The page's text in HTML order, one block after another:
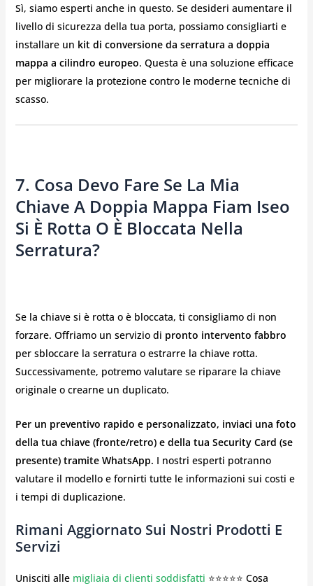
Sì, siamo esperti anche in questo. Se desideri aumentare il
livello di sicurezza della tua porta, possiamo consigliarti e
installare un kit di conversione da serratura a doppia
mappa a cilindro europeo. Questa è una soluzione efficace
per migliorare la protezione contro le moderne tecniche di
scasso.
7. Cosa Devo Fare Se La Mia
Chiave A Doppia Mappa Fiam Iseo
Si È Rotta O È Bloccata Nella
Serratura?
Se la chiave si è rotta o è bloccata, ti consigliamo di non
forzare. Offriamo un servizio di pronto intervento fabbro
per sbloccare la serratura o estrarre la chiave rotta.
Successivamente, potremo valutare se riparare la chiave
originale o crearne un duplicato.
Per un preventivo rapido e personalizzato, inviaci una foto
della tua chiave (fronte/retro) e della tua Security Card (se
presente) tramite WhatsApp. I nostri esperti potranno
valutare il modello e fornirti tutte le informazioni sui costi e
i tempi di duplicazione.
Rimani Aggiornato Sui Nostri Prodotti E
Servizi
Unisciti alle migliaia di clienti soddisfatti ⭐⭐⭐⭐⭐ Cosa